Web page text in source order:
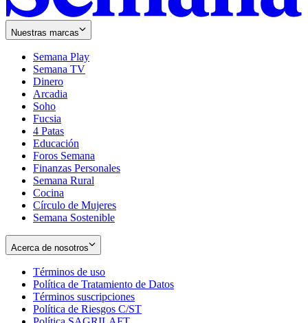
Nuestras marcas
Semana Play
Semana TV
Dinero
Arcadia
Soho
in
new
window
Fucsia
in
new
window
4 Patas
Educación
Foros Semana
Finanzas Personales
Semana Rural
Cocina
Círculo de Mujeres
Semana Sostenible
Acerca de nosotros
Términos de uso
in
new
window
Política de Tratamiento de Datos
Términos suscripciones
in
Política de Riesgos C/ST